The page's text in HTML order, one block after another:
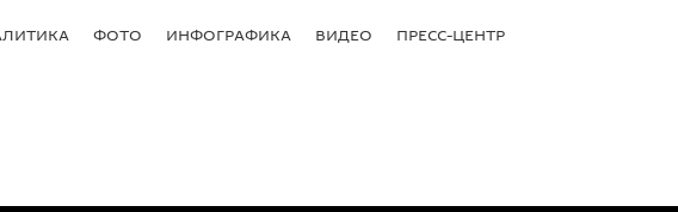
ФОТО ИНФОГРАФИКА ВИДЕО ПРЕСС-ЦЕНТР